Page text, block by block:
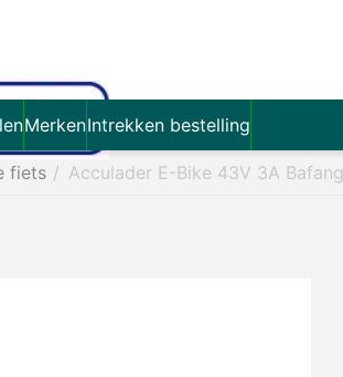
MerkenIntrekken bestelling
fiets / Acculader E-Bike 43V 3A Bafang